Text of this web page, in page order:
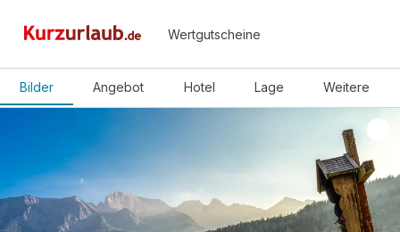
Wertgutscheine
Bilder Angebot Hotel Lage Weitere